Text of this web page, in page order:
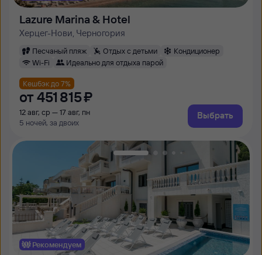
Lazure Marina & Hotel
Херцег-Нови, Черногория
Песчаный пляж Отдых с детьми
Кондиционер
Wi-Fi
Идеально для отдыха парой
Кешбэк до 7%
от 451 ⁠815 ⁠₽
12 авг, ср — 17 авг, пн
5 ночей, за двоих
Выбрать
Рекомендуем